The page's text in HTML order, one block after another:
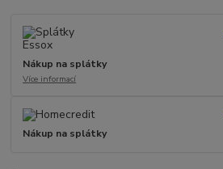
Nákup na splátky
Více informací
Nákup na splátky